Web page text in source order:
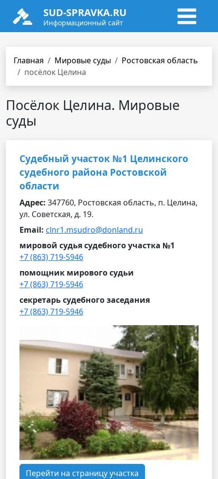
SUD-SPRAVKA.RU
Информационный сайт
Главная Мировые суды
Ростовская область
посёлок Целина
Посёлок Целина. Мировые
суды
Судебный участок №1 Целинского
судебного района Ростовской
области
Адрес: 347760, Ростовская область, п. Целина,
ул. Советская, д. 19.
Email: clnr1.msudro@donland.ru
мировой судья судебного участка №1
+7 (863) 719-5946
помощник мирового судьи
+7 (863) 719-5946
секретарь судебного заседания
+7 (863) 719-5946
Перейти на страницу участка